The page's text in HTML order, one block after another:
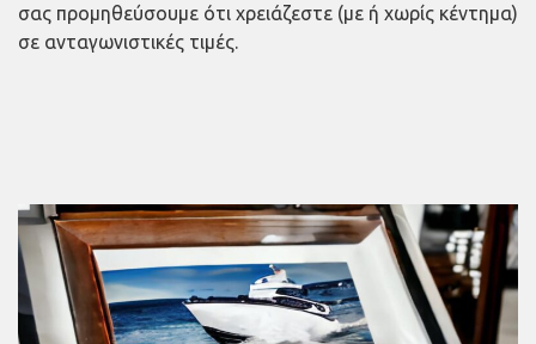
σας προμηθεύσουμε ότι χρειάζεστε (με ή χωρίς κέντημα)
σε ανταγωνιστικές τιμές.